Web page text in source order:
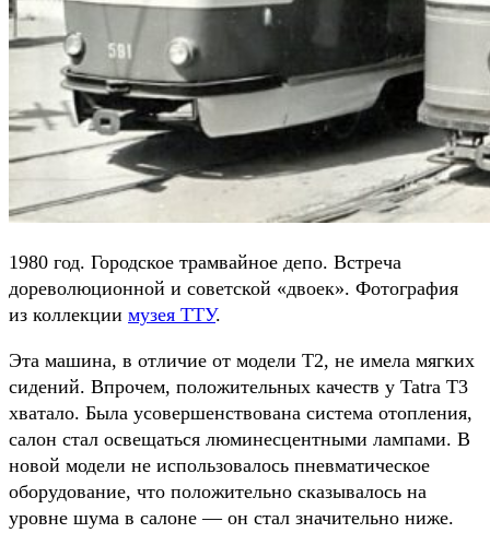
1980 год. Городское трамвайное депо. Встреча
дореволюционной и советской «двоек». Фотография
из коллекции музея ТТУ.
Эта машина, в отличие от модели Т2, не имела мягких
сидений. Впрочем, положительных качеств у Tatra T3
хватало. Была усовершенствована система отопления,
салон стал освещаться люминесцентными лампами. В
новой модели не использовалось пневматическое
оборудование, что положительно сказывалось на
уровне шума в салоне — он стал значительно ниже.